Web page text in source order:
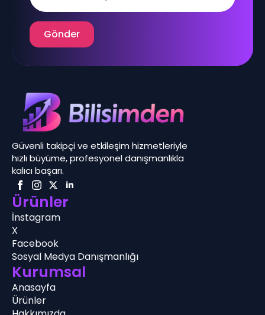
Gönder
Güvenli takipçi ve etkileşim hizmetleriyle
hızlı büyüme, profesyonel danışmanlıkla
kalıcı başarı.
Ürünler
İnstagram
X
Facebook
Sosyal Medya Danışmanlığı
Kurumsal
Anasayfa
Ürünler